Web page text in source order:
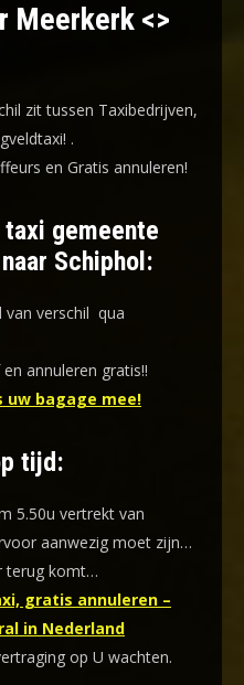
Meerkerk <>
zit tussen Taxibedrijven,
.
en Gratis annuleren!
gemeente
Schiphol:
van verschil qua
annuleren gratis!!
uw bagage mee!
tijd:
5.50u vertrekt van
aanwezig moet zijn…
terug komt…
gratis annuleren –
in Nederland
op U wachten.